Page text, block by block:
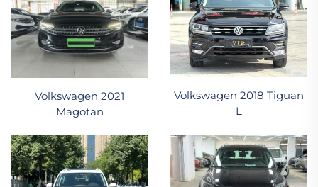
Volkswagen 2021
Magotan
Volkswagen 2018 Tiguan
L